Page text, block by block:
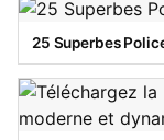
25 Superbes